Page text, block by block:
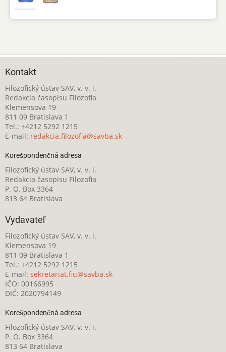
Kontakt
Filozofický ústav SAV, v. v. i.
Redakcia časopisu Filozofia
Klemensova 19
811 09 Bratislava 1
Tel.: +4212 5292 1215
E-mail: redakcia.filozofia@savba.sk
Korešpondenčná adresa
Filozofický ústav SAV, v. v. i.
Redakcia časopisu Filozofia
P. O. Box 3364
813 64 Bratislava
Vydavateľ
Filozofický ústav SAV, v. v. i.
Klemensova 19
811 09 Bratislava 1
Tel.: +4212 5292 1215
E-mail: sekretariat.fiu@savba.sk
IČO: 00166995
DIČ: 2020794149
Korešpondenčná adresa
Filozofický ústav SAV, v. v. i.
P. O. Box 3364
813 64 Bratislava